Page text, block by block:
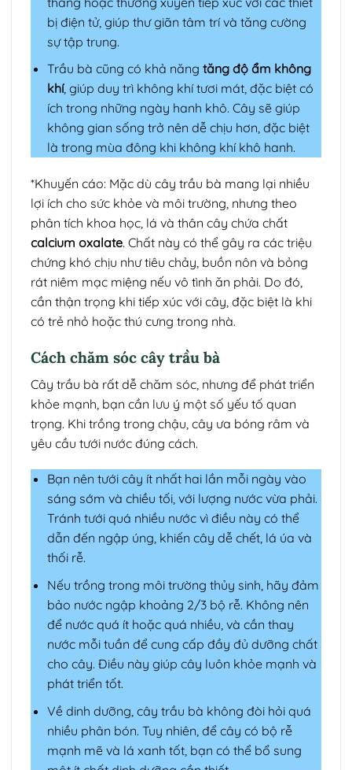
bị điện tử, giúp thư giãn tâm trí và tăng cường
sự tập trung.
Trầu bà cũng có khả năng tăng độ ẩm không
khí, giúp duy trì không khí tươi mát, đặc biệt có
ích trong những ngày hanh khô. Cây sẽ giúp
không gian sống trở nên dễ chịu hơn, đặc biệt
là trong mùa đông khi không khí khô hanh.
*Khuyến cáo: Mặc dù cây trầu bà mang lại nhiều
lợi ích cho sức khỏe và môi trường, nhưng theo
phân tích khoa học, lá và thân cây chứa chất
calcium oxalate. Chất này có thể gây ra các triệu
chứng khó chịu như tiêu chảy, buồn nôn và bỏng
rát niêm mạc miệng nếu vô tình ăn phải. Do đó,
cần thận trọng khi tiếp xúc với cây, đặc biệt là khi
có trẻ nhỏ hoặc thú cưng trong nhà.
Cách chăm sóc cây trầu bà
Cây trầu bà rất dễ chăm sóc, nhưng để phát triển
khỏe mạnh, bạn cần lưu ý một số yếu tố quan
trọng. Khi trồng trong chậu, cây ưa bóng râm và
yêu cầu tưới nước đúng cách.
Bạn nên tưới cây ít nhất hai lần mỗi ngày vào
sáng sớm và chiều tối, với lượng nước vừa phải.
Tránh tưới quá nhiều nước vì điều này có thể
dẫn đến ngập úng, khiến cây dễ chết, lá úa và
thối rễ.
Nếu trồng trong môi trường thủy sinh, hãy đảm
bảo nước ngập khoảng 2/3 bộ rễ. Không nên
để nước quá ít hoặc quá nhiều, và cần thay
nước mỗi tuần để cung cấp đầy đủ dưỡng chất
cho cây. Điều này giúp cây luôn khỏe mạnh và
phát triển tốt.
Về dinh dưỡng, cây trầu bà không đòi hỏi quá
nhiều phân bón. Tuy nhiên, để cây có bộ rễ
mạnh mẽ và lá xanh tốt, bạn có thể bổ sung